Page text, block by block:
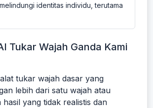
identitas individu, terutama
Tukar Wajah Ganda Kami
tukar wajah dasar yang
lebih dari satu wajah atau
hasil yang tidak realistis dan